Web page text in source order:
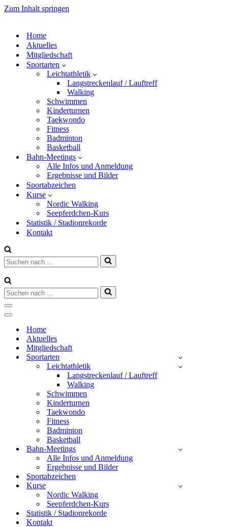
Zum Inhalt springen
Home
Aktuelles
Mitgliedschaft
Sportarten
Leichtathletik
Langstreckenlauf / Lauftreff
Walking
Schwimmen
Kinderturnen
Taekwondo
Fitness
Badminton
Basketball
Bahn-Meetings
Alle Infos und Anmeldung
Ergebnisse und Bilder
Sportabzeichen
Kurse
Nordic Walking
Seepferdchen-Kurs
Statistik / Stadionrekorde
Kontakt
Suchen
nach …
Suchen
nach …
Navigationsmenü
Navigationsmenü
Home
Aktuelles
Mitgliedschaft
Sportarten
Leichtathletik
Langstreckenlauf / Lauftreff
Walking
Schwimmen
Kinderturnen
Taekwondo
Fitness
Badminton
Basketball
Bahn-Meetings
Alle Infos und Anmeldung
Ergebnisse und Bilder
Sportabzeichen
Kurse
Nordic Walking
Seepferdchen-Kurs
Statistik / Stadionrekorde
Kontakt